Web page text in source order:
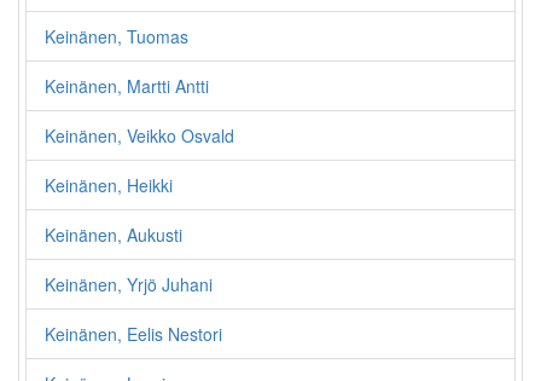
Keinänen, Tuomas
Keinänen, Martti Antti
Keinänen, Veikko Osvald
Keinänen, Heikki
Keinänen, Aukusti
Keinänen, Yrjö Juhani
Keinänen, Eelis Nestori